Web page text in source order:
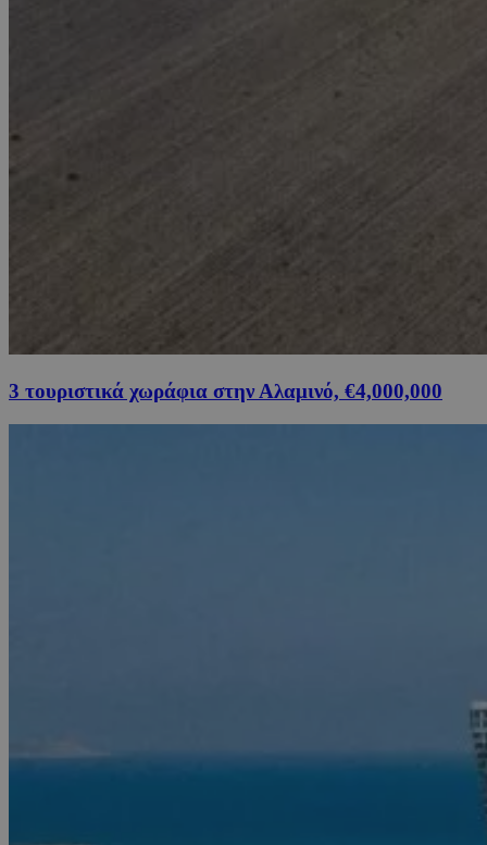
3 τουριστικά χωράφια στην Αλαμινό, €4,000,000